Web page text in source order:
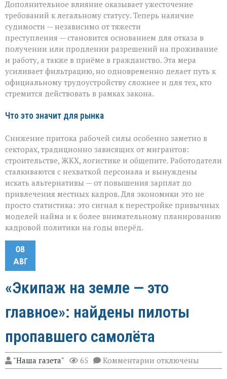
Дополнительное влияние оказывает ужесточение
требований к легальному статусу. Теперь наличие
судимости — независимо от тяжести
преступления — становится основанием для отказа в
получении или продлении разрешений на проживание
и работу, а также в приёме в гражданство. Эта мера
усиливает фильтрацию, но одновременно делает путь к
официальному трудоустройству сложнее и для тех, кто
стремится действовать в рамках закона.
Что это значит для рынка
Снижение притока рабочей силы особенно заметно в
секторах, традиционно зависящих от мигрантов:
строительстве, ЖКХ, логистике и общепите. Работодатели
сталкиваются с нехваткой персонала и вынуждены
искать альтернативы — от повышения зарплат до
привлечения местных кадров. Для экономики это не
просто статистика: это сигнал к перестройке привычных
моделей найма и к более внимательному планированию
кадровой политики на годы вперёд.
08
АВГ
«Экипаж на земле — это
главное»: найдены пилоты
пропавшего самолёта
"Наша газета" 65 Комментарии к
записи
отключены